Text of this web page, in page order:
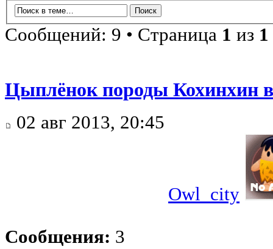
Сообщений: 9 • Страница 1 из 1
Цыплёнок породы Кохинхин
02 авг 2013, 20:45
Owl_city
Сообщения: 3